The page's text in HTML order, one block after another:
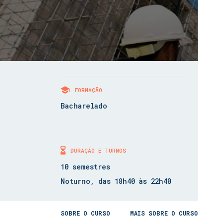
FORMAÇÃO
Bacharelado
DURAÇÃO E TURNOS
10 semestres
Noturno, das 18h40 às 22h40
SOBRE O CURSO MAIS SOBRE O CURSO